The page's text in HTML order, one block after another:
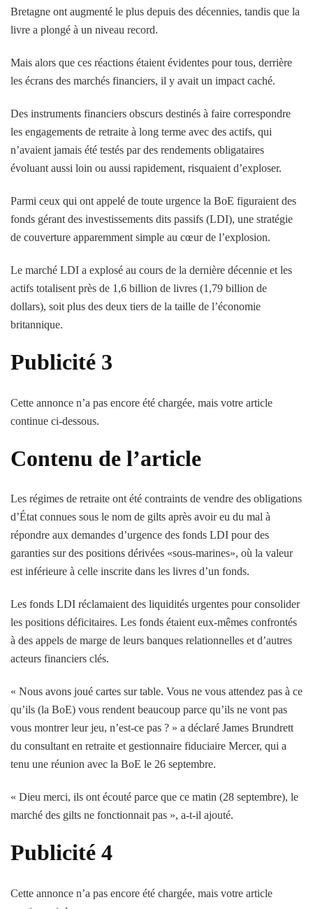
Bretagne ont augmenté le plus depuis des décennies, tandis que la
livre a plongé à un niveau record.
Mais alors que ces réactions étaient évidentes pour tous, derrière
les écrans des marchés financiers, il y avait un impact caché.
Des instruments financiers obscurs destinés à faire correspondre
les engagements de retraite à long terme avec des actifs, qui
n’avaient jamais été testés par des rendements obligataires
évoluant aussi loin ou aussi rapidement, risquaient d’exploser.
Parmi ceux qui ont appelé de toute urgence la BoE figuraient des
fonds gérant des investissements dits passifs (LDI), une stratégie
de couverture apparemment simple au cœur de l’explosion.
Le marché LDI a explosé au cours de la dernière décennie et les
actifs totalisent près de 1,6 billion de livres (1,79 billion de
dollars), soit plus des deux tiers de la taille de l’économie
britannique.
Publicité 3
Cette annonce n’a pas encore été chargée, mais votre article
continue ci-dessous.
Contenu de l’article
Les régimes de retraite ont été contraints de vendre des obligations
d’État connues sous le nom de gilts après avoir eu du mal à
répondre aux demandes d’urgence des fonds LDI pour des
garanties sur des positions dérivées «sous-marines», où la valeur
est inférieure à celle inscrite dans les livres d’un fonds.
Les fonds LDI réclamaient des liquidités urgentes pour consolider
les positions déficitaires. Les fonds étaient eux-mêmes confrontés
à des appels de marge de leurs banques relationnelles et d’autres
acteurs financiers clés.
« Nous avons joué cartes sur table. Vous ne vous attendez pas à ce
qu’ils (la BoE) vous rendent beaucoup parce qu’ils ne vont pas
vous montrer leur jeu, n’est-ce pas ? » a déclaré James Brundrett
du consultant en retraite et gestionnaire fiduciaire Mercer, qui a
tenu une réunion avec la BoE le 26 septembre.
« Dieu merci, ils ont écouté parce que ce matin (28 septembre), le
marché des gilts ne fonctionnait pas », a-t-il ajouté.
Publicité 4
Cette annonce n’a pas encore été chargée, mais votre article